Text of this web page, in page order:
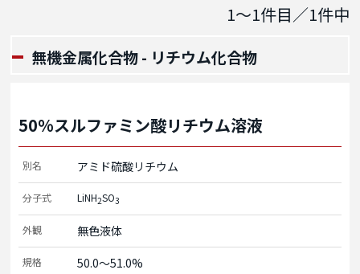
1～1件目／1件中
無機金属化合物 - リチウム化合物
50%スルファミン酸リチウム溶液
別名 アミド硫酸リチウム
分子式 LiNH2SO3
外観 無色液体
規格 50.0～51.0%